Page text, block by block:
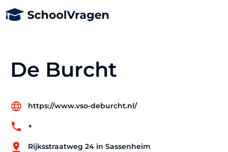
De Burcht
https://www.vso-deburcht.nl/
+
Rijksstraatweg 24 in Sassenheim